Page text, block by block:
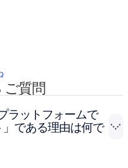
ご質問
ラットフォームで
である理由は何で